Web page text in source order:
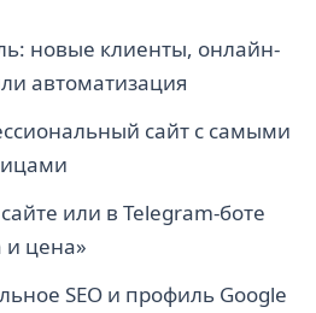
новые клиенты, онлайн-
автоматизация
сайт с самыми
или в Telegram-боте
и цена»
SEO и профиль Google